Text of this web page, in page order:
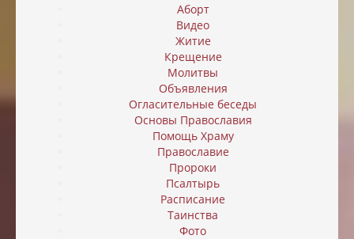
Аборт
Видео
Житие
Крещение
Молитвы
Объявления
Огласительные беседы
Основы Православия
Помощь Храму
Православие
Пророки
Псалтырь
Расписание
Таинства
Фото